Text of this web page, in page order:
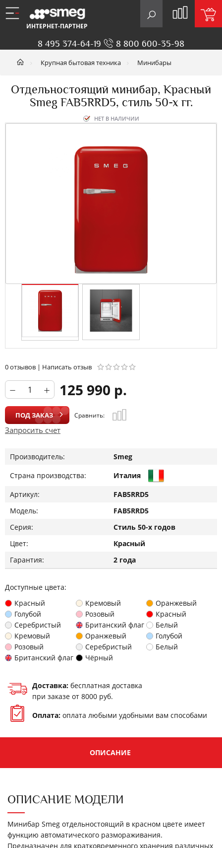
ИНТЕРНЕТ-ПАРТНЕР
8 495 374-64-19 8 800 600-35-98
Крупная бытовая техника Минибары
Отдельностоящий минибар, Красный
Smeg FAB5RRD5, стиль 50-х гг.
НЕТ В НАЛИЧИИ
0 отзывов | Написать отзыв
125 990 р.
ПОД ЗАКАЗ Сравнить:
Запросить счет
Производитель:
Smeg
Страна производства:
Италия
Артикул:
FAB5RRD5
Модель:
FAB5RRD5
Серия:
Стиль 50-х годов
Цвет:
Красный
Гарантия:
2 года
Доступные цвета:
Красный
Кремовый
Оранжевый
Голубой
Розовый
Красный
Серебристый
Британский флаг
Белый
Кремовый
Оранжевый
Голубой
Розовый
Серебристый
Белый
Британский флаг
Чёрный
Доставка: бесплатная доставка
при заказе от 8000 руб.
Оплата: оплата любыми удобными вам способами
ОПИСАНИЕ
ОПИСАНИЕ МОДЕЛИ
Минибар Smeg отдельностоящий в красном цвете имеет
функцию автоматического размораживания.
Предназначен для кратковременного хранения различных